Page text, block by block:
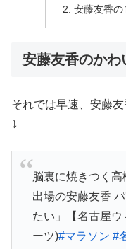
安藤友香の
安藤友香のかわ
それでは早速、安藤
⤵
脳裏に焼きつく
出場の安藤友香
たい」【名古屋
ーツ)#マラソン #